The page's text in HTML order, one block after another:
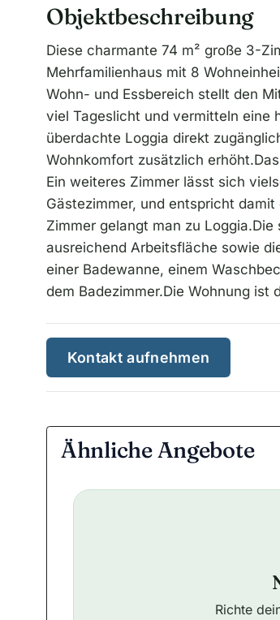
Objektbeschreibung
Diese charmante 74 m² große 3-
Mehrfamilienhaus mit 8
Wohn- und Essbereich stellt den
viel Tageslicht und vermitteln eine
überdachte Loggia direkt
Wohnkomfort zusätzlich
Ein weiteres Zimmer lässt sich
Gästezimmer, und entspricht
Zimmer gelangt man zu
ausreichend Arbeitsfläche sowie
einer Badewanne, einem
dem Badezimmer.Die Wohnung ist
Kontakt aufnehmen
Ähnliche Angebote
Richte